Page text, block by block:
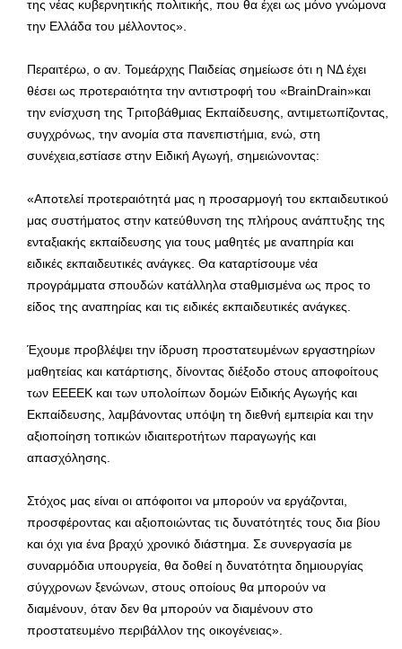
της νέας κυβερνητικής πολιτικής, που θα έχει ως μόνο γνώμονα
την Ελλάδα του μέλλοντος».
Περαιτέρω, ο αν. Τομεάρχης Παιδείας σημείωσε ότι η ΝΔ έχει
θέσει ως προτεραιότητα την αντιστροφή του «BrainDrain»και
την ενίσχυση της Τριτοβάθμιας Εκπαίδευσης, αντιμετωπίζοντας,
συγχρόνως, την ανομία στα πανεπιστήμια, ενώ, στη
συνέχεια,εστίασε στην Ειδική Αγωγή, σημειώνοντας:
«Αποτελεί προτεραιότητά μας η προσαρμογή του εκπαιδευτικού
μας συστήματος στην κατεύθυνση της πλήρους ανάπτυξης της
ενταξιακής εκπαίδευσης για τους μαθητές με αναπηρία και
ειδικές εκπαιδευτικές ανάγκες. Θα καταρτίσουμε νέα
προγράμματα σπουδών κατάλληλα σταθμισμένα ως προς το
είδος της αναπηρίας και τις ειδικές εκπαιδευτικές ανάγκες.
Έχουμε προβλέψει την ίδρυση προστατευμένων εργαστηρίων
μαθητείας και κατάρτισης, δίνοντας διέξοδο στους αποφοίτους
των ΕΕΕΕΚ και των υπολοίπων δομών Ειδικής Αγωγής και
Εκπαίδευσης, λαμβάνοντας υπόψη τη διεθνή εμπειρία και την
αξιοποίηση τοπικών ιδιαιτεροτήτων παραγωγής και
απασχόλησης.
Στόχος μας είναι οι απόφοιτοι να μπορούν να εργάζονται,
προσφέροντας και αξιοποιώντας τις δυνατότητές τους δια βίου
και όχι για ένα βραχύ χρονικό διάστημα. Σε συνεργασία με
συναρμόδια υπουργεία, θα δοθεί η δυνατότητα δημιουργίας
σύγχρονων ξενώνων, στους οποίους θα μπορούν να
διαμένουν, όταν δεν θα μπορούν να διαμένουν στο
προστατευμένο περιβάλλον της οικογένειας».